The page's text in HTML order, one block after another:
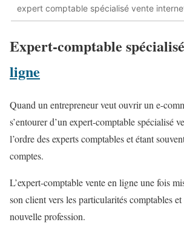
expert comptable spécialisé vente
Expert-comptable spécialisé
ligne
Quand un entrepreneur veut ouvrir un e-
s’entourer d’un expert-comptable spécialisé
l’ordre des experts comptables et étant
comptes.
L’expert-comptable vente en ligne une fois
son client vers les particularités comptables
nouvelle profession.